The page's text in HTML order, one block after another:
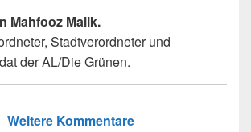
Mahfooz Malik.
Stadtverordneter und
der AL/Die Grünen.
Weitere Kommentare